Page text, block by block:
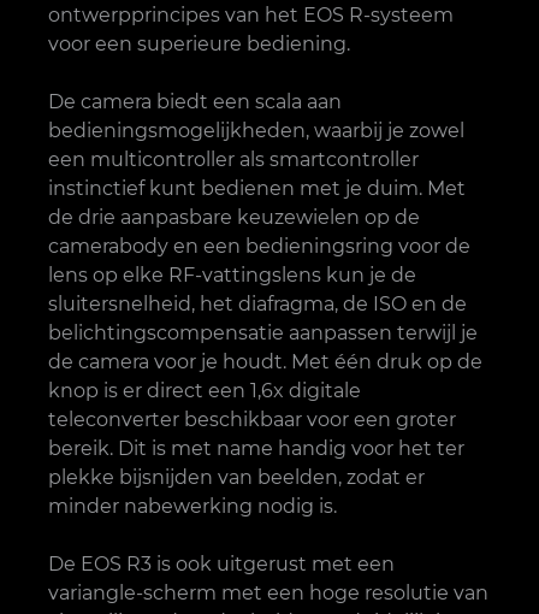
ontwerpprincipes van het EOS R-systeem
voor een superieure bediening.
De camera biedt een scala aan
bedieningsmogelijkheden, waarbij je zowel
een multicontroller als smartcontroller
instinctief kunt bedienen met je duim. Met
de drie aanpasbare keuzewielen op de
camerabody en een bedieningsring voor de
lens op elke RF-vattingslens kun je de
sluitersnelheid, het diafragma, de ISO en de
belichtingscompensatie aanpassen terwijl je
de camera voor je houdt. Met één druk op de
knop is er direct een 1,6x digitale
teleconverter beschikbaar voor een groter
bereik. Dit is met name handig voor het ter
plekke bijsnijden van beelden, zodat er
minder nabewerking nodig is.
De EOS R3 is ook uitgerust met een
variangle-scherm met een hoge resolutie van